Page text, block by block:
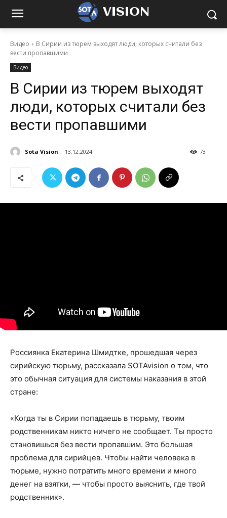
VISION
Видео
В Сирии из тюрем выходят люди, которых считали без
вести пропавшими
Видео
В Сирии из тюрем выходят
люди, которых считали без
вести пропавшими
Sota Vision 13.12.2024 73
Россиянка Екатерина Шмидтке, прошедшая через
сирийскую тюрьму, рассказала SOTAvision о том, что
это обычная ситуация для системы наказания в этой
стране:
«Когда ты в Сирии попадаешь в тюрьму, твоим
родственникам никто ничего не сообщает. Ты просто
становишься без вести пропавшим. Это большая
проблема для сирийцев. Чтобы найти человека в
тюрьме, нужно потратить много времени и много
денег на взятки, — чтобы просто выяснить, где твой
родственник».